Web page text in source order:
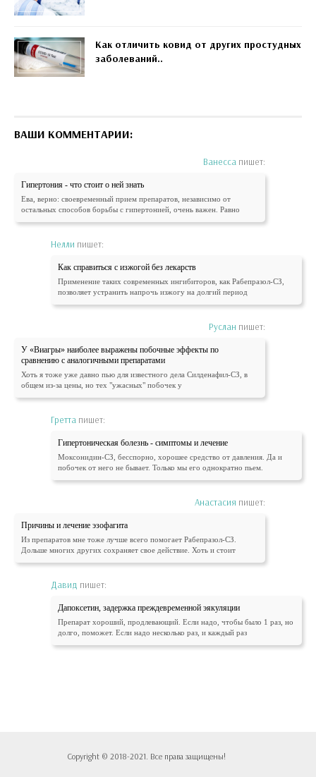
Как отличить ковид от других простудных
заболеваний..
ВАШИ КОММЕНТАРИИ:
Ванесса пишет:
Гипертония - что стоит о ней знать
Ева, верно: своевременный прием препаратов, независимо от
остальных способов борьбы с гипертонией, очень важен. Равно
Нелли пишет:
Как справиться с изжогой без лекарств
Применение таких современных ингибиторов, как Рабепразол-СЗ,
позволяет устранить напрочь изжогу на долгий период
Руслан пишет:
У «Виагры» наиболее выражены побочные эффекты по
сравнению с аналогичными препаратами
Хоть я тоже уже давно пью для известного дела Силденафил-СЗ, в
общем из-за цены, но тех "ужасных" побочек у
Гретта пишет:
Гипертоническая болезнь - симптомы и лечение
Моксонидин-СЗ, бесспорно, хорошее средство от давления. Да и
побочек от него не бывает. Только мы его однократно пьем.
Анастасия пишет:
Причины и лечение эзофагита
Из препаратов мне тоже лучше всего помогает Рабепразол-СЗ.
Дольше многих других сохраняет свое действие. Хоть и стоит
Давид пишет:
Дапоксетин, задержка преждевременной эякуляции
Препарат хороший, продлевающий. Если надо, чтобы было 1 раз, но
долго, поможет. Если надо несколько раз, и каждый раз
Copyright © 2018-2021. Все права защищены!